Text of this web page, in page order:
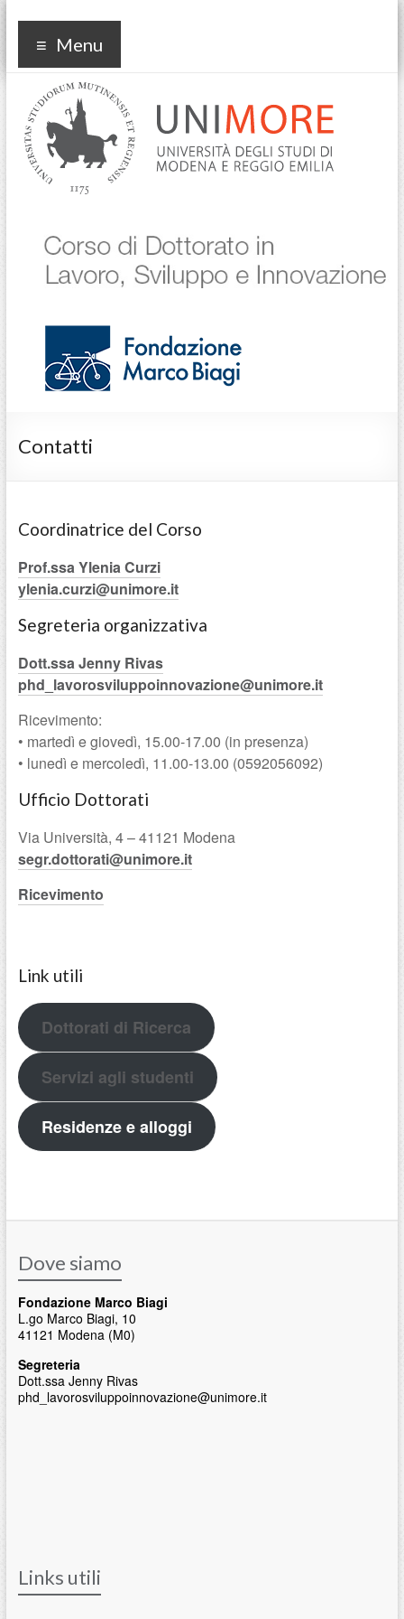
Corso di dottorato in
Lavoro Sviluppo
Innovazione
Menu
Contatti
Coordinatrice del Corso
Prof.ssa Ylenia Curzi
ylenia.curzi@unimore.it
Segreteria organizzativa
Dott.ssa Jenny Rivas
phd_lavorosviluppoinnovazione@unimore.it
Ricevimento:
• martedì e giovedì, 15.00-17.00 (in presenza)
• lunedì e mercoledì, 11.00-13.00 (0592056092)
Ufficio Dottorati
Via Università, 4 – 41121 Modena
segr.dottorati@unimore.it
Ricevimento
Link utili
Dottorati di Ricerca
Servizi agli studenti
Residenze e alloggi
Dove siamo
Fondazione Marco Biagi
L.go Marco Biagi, 10
41121 Modena (M0)
Segreteria
Dott.ssa Jenny Rivas
phd_lavorosviluppoinnovazione@unimore.it
Links utili